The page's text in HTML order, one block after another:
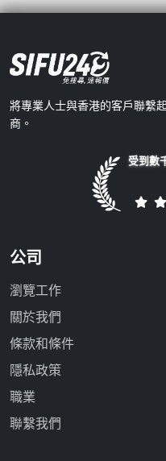
將專業人士與香港的客戶聯繫
商。
受到數
公司
瀏覽工作
關於我們
條款和條件
隱私政策
職業
聯繫我們